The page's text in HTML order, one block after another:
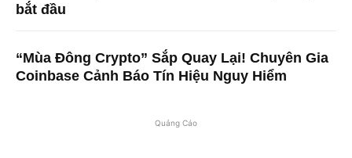
bắt đầu
“Mùa Đông Crypto” Sắp Quay Lại! Chuyên Gia
Coinbase Cảnh Báo Tín Hiệu Nguy Hiểm
Quảng Cáo